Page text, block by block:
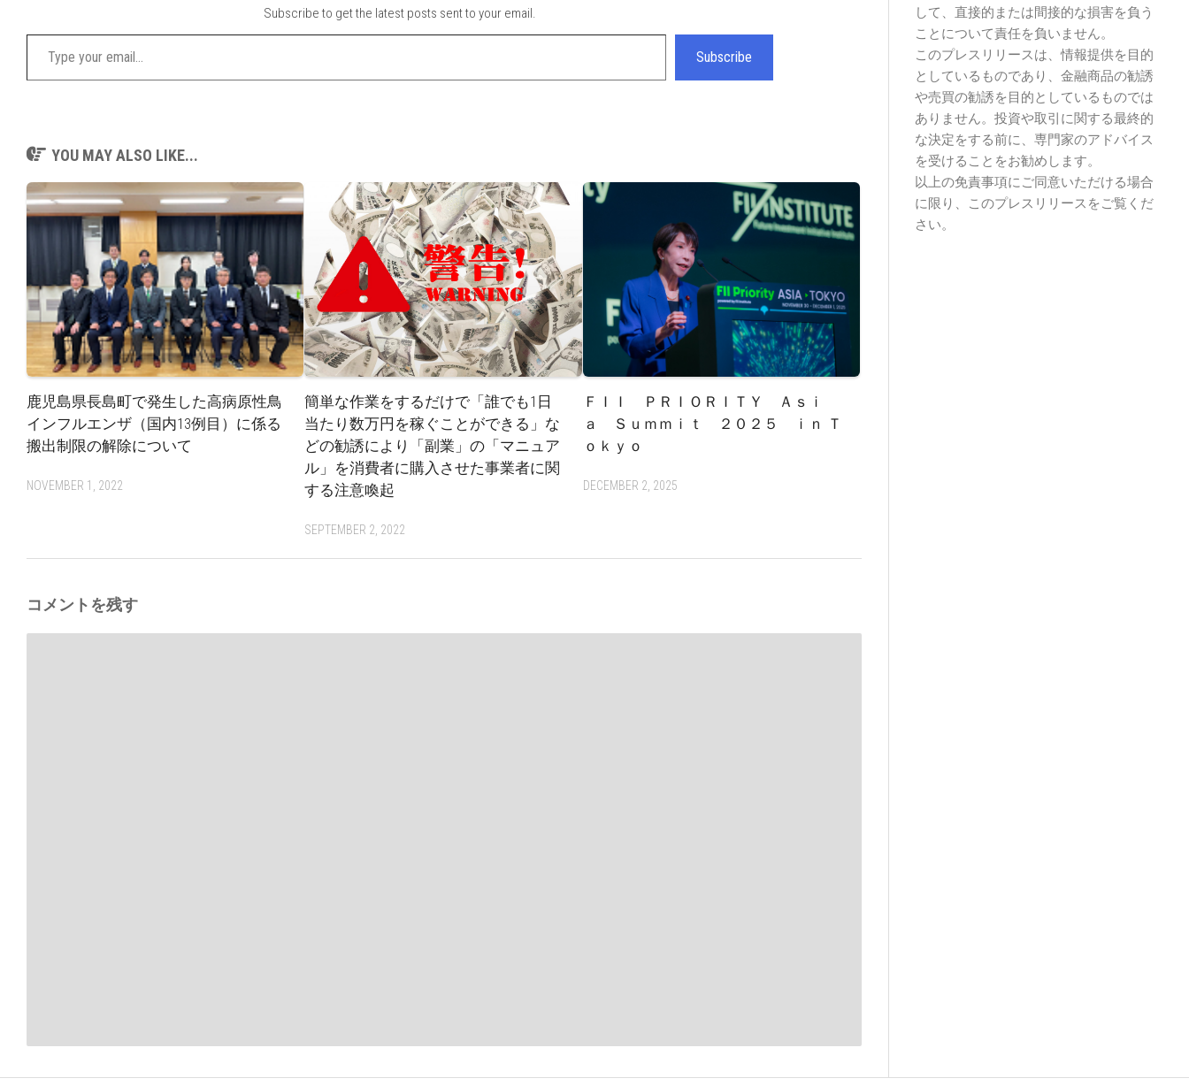
Subscribe to get the latest posts sent to your email.
Type your email…
Subscribe
YOU MAY ALSO LIKE...
鹿児島県長島町で発生した高病原性鳥
インフルエンザ（国内13例目）に係る
搬出制限の解除について
NOVEMBER 1, 2022
簡単な作業をするだけで「誰でも1日
当たり数万円を稼ぐことができる」な
どの勧誘により「副業」の「マニュア
ル」を消費者に購入させた事業者に関
する注意喚起
SEPTEMBER 2, 2022
ＦＩＩ ＰＲＩＯＲＩＴＹ Ａｓｉ
ａ Ｓｕｍｍｉｔ ２０２５ ｉｎ Ｔ
ｏｋｙｏ
DECEMBER 2, 2025
コメントを残す
して、直接的または間接的な損害を負う
ことについて責任を負いません。
このプレスリリースは、情報提供を目的
としているものであり、金融商品の勧誘
や売買の勧誘を目的としているものでは
ありません。投資や取引に関する最終的
な決定をする前に、専門家のアドバイス
を受けることをお勧めします。
以上の免責事項にご同意いただける場合
に限り、このプレスリリースをご覧くだ
さい。